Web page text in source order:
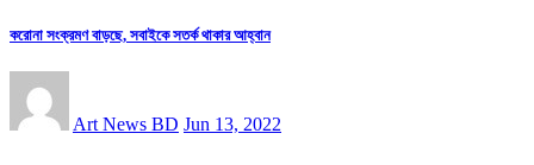
করোনা সংক্রমণ বাড়ছে, সবাইকে সতর্ক থাকার আহ্বান
Art News BD Jun 13, 2022